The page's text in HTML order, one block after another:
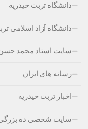
دانشگاه تربت حیدریه
دانشگاه آزاد اسلامی
سایت استاد محمد
رسانه های ایران
اخبار تربت حیدریه
سایت شخصی ده